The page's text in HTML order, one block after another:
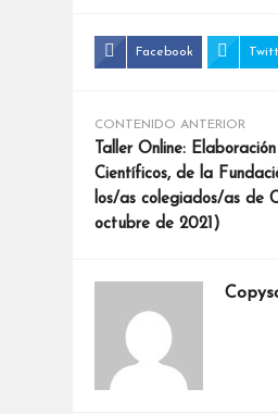
Facebook
CONTENIDO ANTERIOR
Taller Online:
Científicos, de la
los/as colegiados/as de
octubre de 2021)